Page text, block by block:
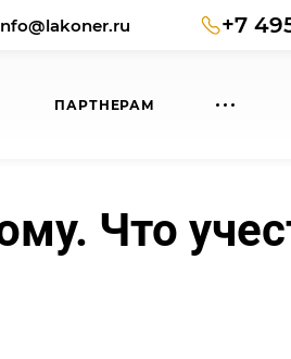
+7
ПАРТНЕРАМ
Что